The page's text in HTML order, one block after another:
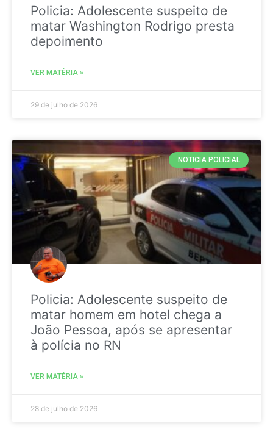
Policia: Adolescente suspeito de
matar Washington Rodrigo presta
depoimento
VER MATÉRIA »
29 de julho de 2026
NOTICIA POLICIAL
Policia: Adolescente suspeito de
matar homem em hotel chega a
João Pessoa, após se apresentar
à polícia no RN
VER MATÉRIA »
28 de julho de 2026